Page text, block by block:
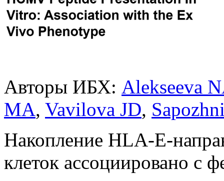
Авторы ИБХ: Alekseeva
MA, Vavilova JD,
Накопление HLA-E-
клеток ассоциировано с